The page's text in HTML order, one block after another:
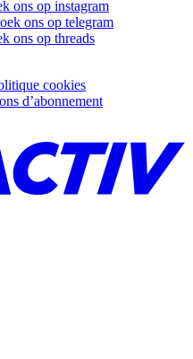
ons op instagram
ons op telegram
ons op threads
cookies
d’abonnement